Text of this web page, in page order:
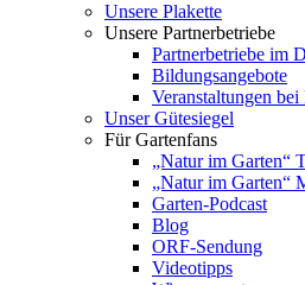
Unsere Plakette
Unsere Partnerbetriebe
Partnerbetriebe im
Bildungsangebote
Veranstaltungen bei
Unser Gütesiegel
Für Gartenfans
„Natur im Garten“
„Natur im Garten“
Garten-Podcast
Blog
ORF-Sendung
Videotipps